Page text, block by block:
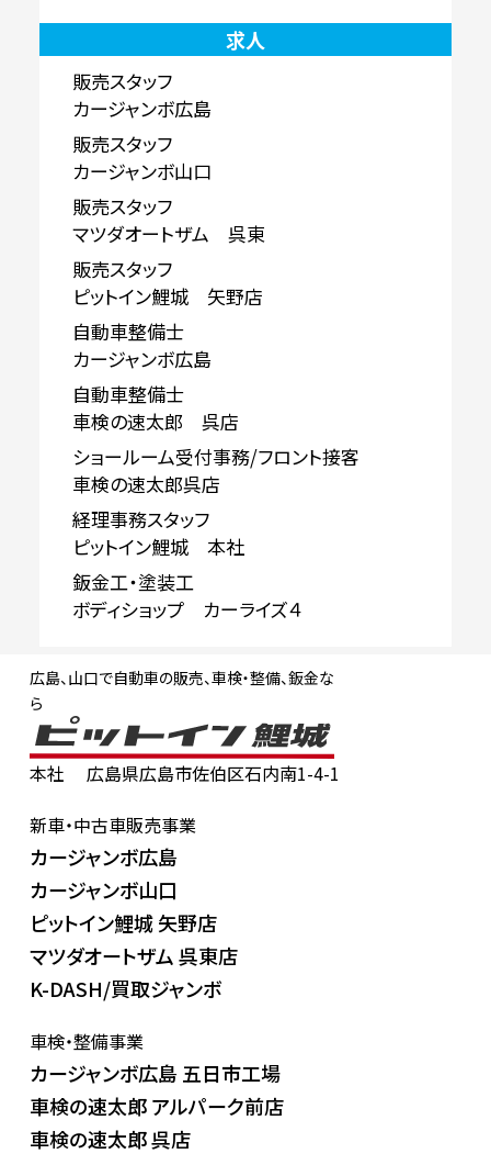
求人
販売スタッフ
カージャンボ広島
販売スタッフ
カージャンボ山口
販売スタッフ
マツダオートザム 呉東
販売スタッフ
ピットイン鯉城 矢野店
自動車整備士
カージャンボ広島
自動車整備士
車検の速太郎 呉店
ショールーム受付事務/フロント接客
車検の速太郎呉店
経理事務スタッフ
ピットイン鯉城 本社
鈑金工・塗装工
ボディショップ カーライズ４
広島、山口で自動車の販売、車検・整備、鈑金な
ら
本社
広島県広島市佐伯区石内南1-4-1
新車・中古車販売事業
カージャンボ広島
カージャンボ山口
ピットイン鯉城 矢野店
マツダオートザム 呉東店
K-DASH/買取ジャンボ
車検・整備事業
カージャンボ広島 五日市工場
車検の速太郎 アルパーク前店
車検の速太郎 呉店